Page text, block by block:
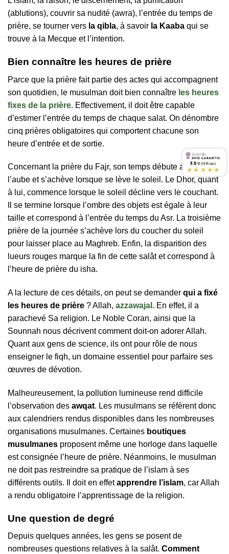
(ablutions), couvrir sa nudité (awra), l’entrée du temps de
prière, se tourner vers la qibla, à savoir la Kaaba qui se
trouve à la Mecque et l’intention.
Bien connaître les heures de prière
Parce que la prière fait partie des actes qui accompagnent
son quotidien, le musulman doit bien connaître les heures
fixes de la prière. Effectivement, il doit être capable
d’estimer l’entrée du temps de chaque salat. On dénombre
cinq prières obligatoires qui comportent chacune son
heure d’entrée et de sortie.
Concernant la prière du Fajr, son temps débute au lever de
l’aube et s’achève lorsque se lève le soleil. Le Dhor, quant
à lui, commence lorsque le soleil décline vers le couchant.
Il se termine lorsque l’ombre des objets est égale à leur
taille et correspond à l’entrée du temps du Asr. La troisième
prière de la journée s’achève lors du coucher du soleil
pour laisser place au Maghreb. Enfin, la disparition des
lueurs rouges marque la fin de cette salât et correspond à
l’heure de prière du isha.
A la lecture de ces détails, on peut se demander qui a fixé
les heures de prière ? Allah, azzawajal . En effet, il a
parachevé Sa religion. Le Noble Coran, ainsi que la
Sounnah nous décrivent comment doit-on adorer Allah.
Quant aux gens de science, ils ont pour rôle de nous
enseigner le fiqh, un domaine essentiel pour parfaire ses
œuvres de dévotion.
Malheureusement, la pollution lumineuse rend difficile
l’observation des awqat. Les musulmans se réfèrent donc
aux calendriers rendus disponibles dans les nombreuses
organisations musulmanes. Certaines boutiques
musulmanes proposent même une horloge dans laquelle
est consignée l’heure de prière. Néanmoins, le musulman
ne doit pas restreindre sa pratique de l’islam à ses
différents outils. Il doit en effetapprendre l’islam, car Allah
a rendu obligatoire l’apprentissage de la religion.
Une question de degré
Depuis quelques années, les gens se posent de
nombreuses questions relatives à la salât. Comment
9.9/10 (1845 avis)
★★★★★